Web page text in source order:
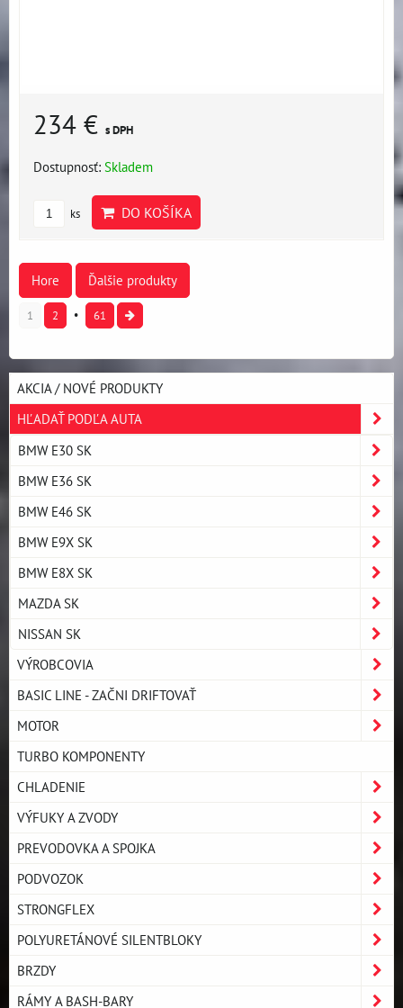
234 € s DPH
Dostupnosť: Skladem
ks DO KOŠÍKA
Hore Ďalšie produkty
1 2 61
AKCIA / NOVÉ PRODUKTY
HĽADAŤ PODĽA AUTA
BMW E30 SK
BMW E36 SK
BMW E46 SK
BMW E9X SK
BMW E8X SK
MAZDA SK
NISSAN SK
VÝROBCOVIA
BASIC LINE - ZAČNI DRIFTOVAŤ
MOTOR
TURBO KOMPONENTY
CHLADENIE
VÝFUKY A ZVODY
PREVODOVKA A SPOJKA
PODVOZOK
STRONGFLEX
POLYURETÁNOVÉ SILENTBLOKY
BRZDY
RÁMY A BASH-BARY